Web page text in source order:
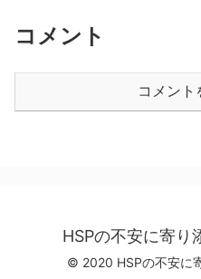
コメント
コメント
HSPの不安に寄り
© 2020 HSPの不安に